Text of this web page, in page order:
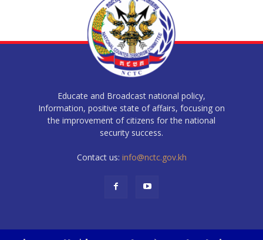
Educate and Broadcast national policy,
Information, positive state of affairs, focusing on
the improvement of citizens for the national
security success.
Contact us: info@nctc.gov.kh